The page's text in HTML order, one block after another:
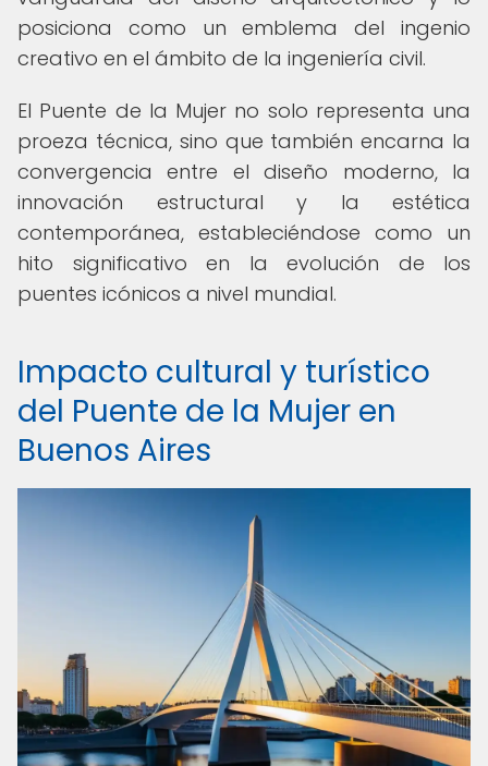
posiciona como un emblema del ingenio
creativo en el ámbito de la ingeniería civil.
El Puente de la Mujer no solo representa una
proeza técnica, sino que también encarna la
convergencia entre el diseño moderno, la
innovación estructural y la estética
contemporánea, estableciéndose como un
hito significativo en la evolución de los
puentes icónicos a nivel mundial.
Impacto cultural y turístico
del Puente de la Mujer en
Buenos Aires